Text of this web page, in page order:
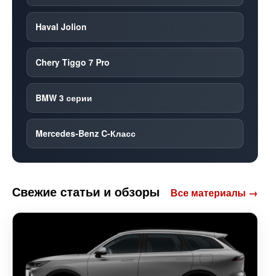
Haval Jolion
Chery Tiggo 7 Pro
BMW 3 серии
Mercedes-Benz C-Класс
Свежие статьи и обзоры Все материалы →